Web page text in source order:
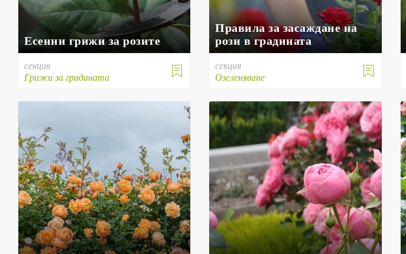
Есенни грижи за розите

секция
Грижи за градината
Правила за засаждане на
рози в градината

секция
Озеленяване